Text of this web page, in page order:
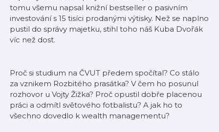
tomu všemu napsal knižní bestseller o pasivním
investování s 15 tisíci prodanými výtisky. Než se naplno
pustil do správy majetku, stihl toho náš Kuba Dvořák
víc než dost.
Proč si studium na ČVUT předem spočítal? Co stálo
za vznikem Rozbitého prasátka? V čem ho posunul
rozhovor u Vojty Žižka? Proč opustil dobře placenou
práci a odmítl světového fotbalistu? A jak ho to
všechno dovedlo k wealth managementu?